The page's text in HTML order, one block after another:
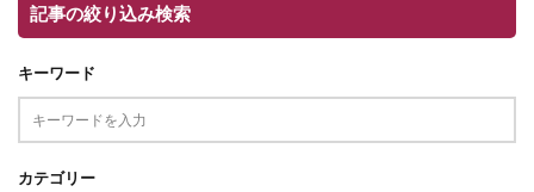
記事の絞り込み検索
キーワード
カテゴリー